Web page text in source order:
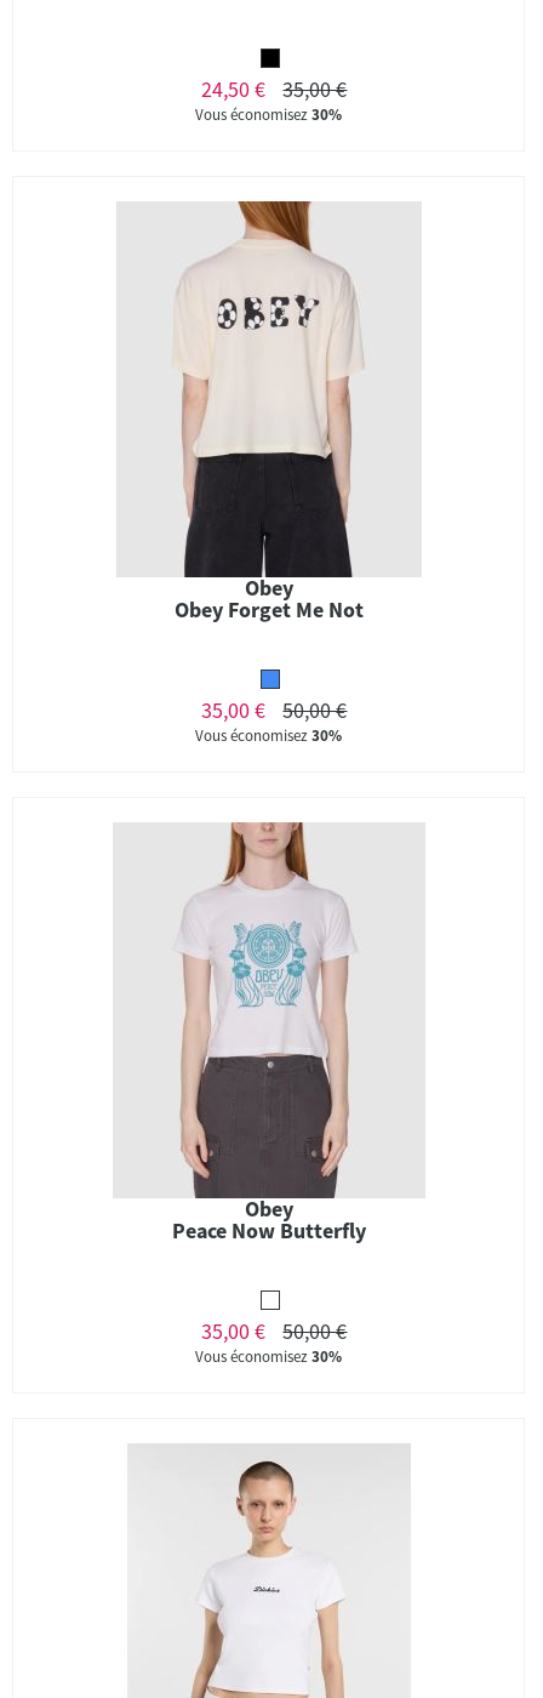
24,50 € 35,00 €
Vous économisez30%
Obey
Obey Forget Me Not
35,00 € 50,00 €
Vous économisez30%
Obey
Peace Now Butterfly
35,00 € 50,00 €
Vous économisez30%